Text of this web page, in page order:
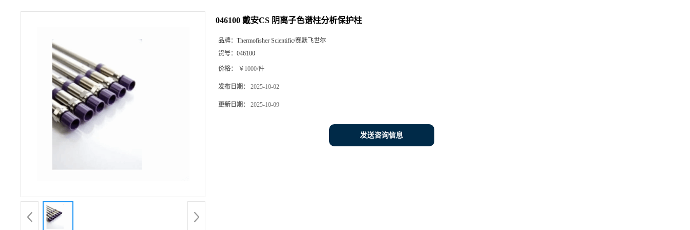
046100 戴安CS 阴离子色谱柱分析保护柱
品牌： Thermofisher Scientific/赛默飞世尔
货号： 046100
价格： ￥1000/件
发布日期： 2025-10-02
更新日期： 2025-10-09
发送咨询信息